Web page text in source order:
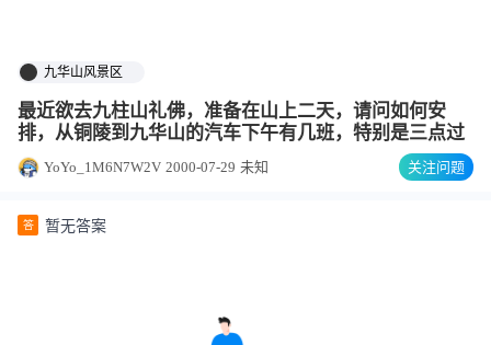
九华山风景区
最近欲去九柱山礼佛，准备在山上二天，请问如何安
排，从铜陵到九华山的汽车下午有几班，特别是三点过
YoYo_1M6N7W2V 2000-07-29 未知 关注问题
答 暂无答案